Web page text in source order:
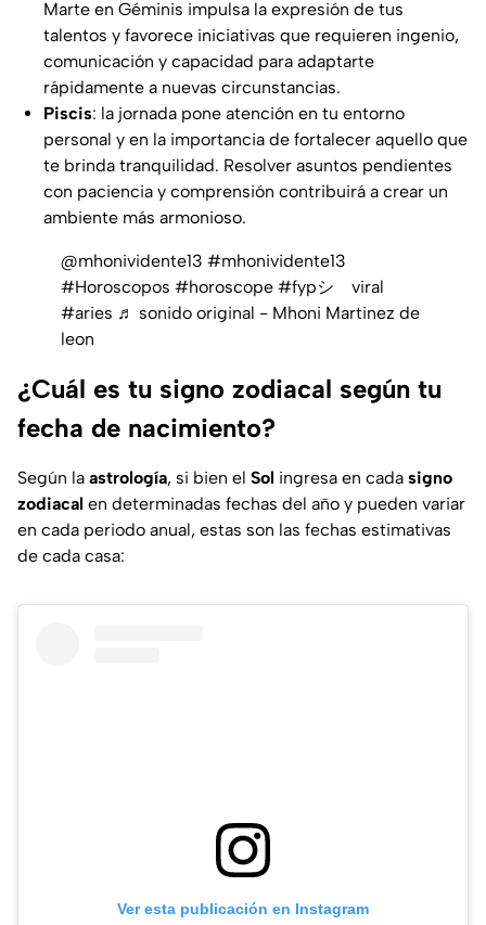
Marte en Géminis impulsa la expresión de tus
talentos y favorece iniciativas que requieren ingenio,
comunicación y capacidad para adaptarte
rápidamente a nuevas circunstancias.
Piscis: la jornada pone atención en tu entorno
personal y en la importancia de fortalecer aquello que
te brinda tranquilidad. Resolver asuntos pendientes
con paciencia y comprensión contribuirá a crear un
ambiente más armonioso.
@mhonividente13 #mhonividente13
#Horoscopos #horoscope #fypシ゚viral
#aries ♬ sonido original - Mhoni Martinez de
leon
¿Cuál es tu signo zodiacal según tu
fecha de nacimiento?
Según la astrología, si bien el Sol ingresa en cada signo
zodiacal en determinadas fechas del año y pueden variar
en cada periodo anual, estas son las fechas estimativas
de cada casa:
Ver esta publicación en Instagram